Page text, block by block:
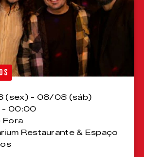
(sex) - 08/08 (sáb)
- 00:00
Fora
Restaurante & Espaço